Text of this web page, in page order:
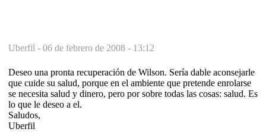
Uberfil - 06 de febrero de 2008 - 13:12
Deseo una pronta recuperación de Wilson. Sería dable aconsejarle
que cuide su salud, porque en el ambiente que pretende enrolarse
se necesita salud y dinero, pero por sobre todas las cosas: salud. Es
lo que le deseo a el.
Saludos,
Uberfil